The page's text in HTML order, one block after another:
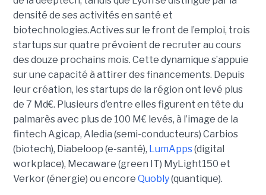
densité de ses activités en santé et
biotechnologies.Actives sur le front de l’emploi, trois
startups sur quatre prévoient de recruter au cours
des douze prochains mois. Cette dynamique s’appuie
sur une capacité à attirer des financements. Depuis
leur création, les startups de la région ont levé plus
de 7 Md€. Plusieurs d’entre elles figurent en tête du
palmarès avec plus de 100 M€ levés, à l’image de la
fintech Agicap, Aledia (semi-conducteurs) Carbios
(biotech), Diabeloop (e-santé), LumApps(digital
workplace), Mecaware (green IT) MyLight150 et
Verkor (énergie) ou encore Quobly(quantique).